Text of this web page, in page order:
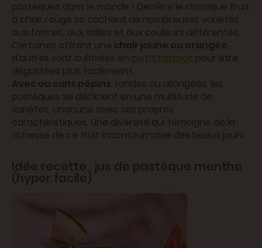
pastèques dans le monde ! Derrière le classique fruit
à chair rouge se cachent de nombreuses variétés
aux formes, aux tailles et aux couleurs différentes.
Certaines offrent une chair jaune ou orangée,
d'autres sont cultivées en petit format pour être
dégustées plus facilement.
Avec ou sans pépins, rondes ou allongées, les
pastèques se déclinent en une multitude de
variétés, chacune avec ses propres
caractéristiques. Une diversité qui témoigne de la
richesse de ce fruit incontournable des beaux jours.
Idée recette : jus de pastèque menthe
(hyper facile)